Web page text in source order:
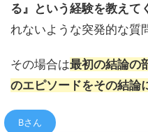
る』という経験を教えて
れないような突発的な質
その場合は最初の結論の
のエピソードをその結論
Bさん